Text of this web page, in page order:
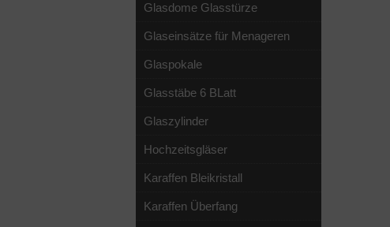
Glasdome Glasstürze
Glaseinsätze für Menageren
Glaspokale
Glasstäbe 6 BLatt
Glaszylinder
Hochzeitsgläser
Karaffen Bleikristall
Karaffen Überfang